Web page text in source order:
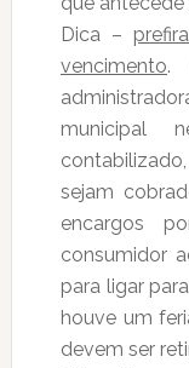
Dica –
vencimento.
municipal
sejam
encargos
consumidor
para ligar
houve um
devem ser